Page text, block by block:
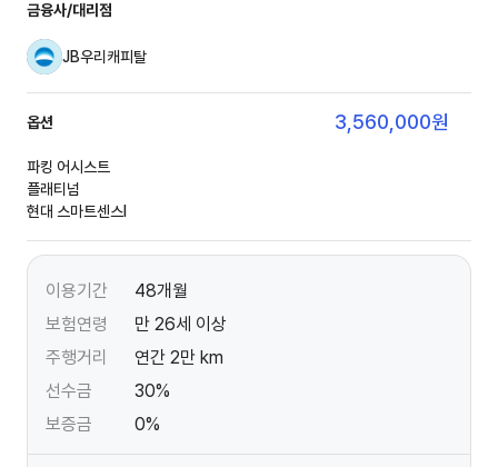
금융사/대리점
JB우리캐피탈
옵션 3,560,000원
파킹 어시스트
플래티넘
현대 스마트센스Ⅰ
이용기간
48개월
보험연령
만 26세 이상
주행거리
연간 2만 km
선수금
30%
보증금
0%